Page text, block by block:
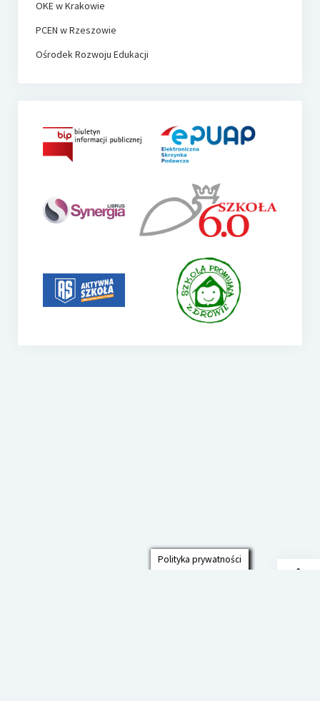
OKE w Krakowie
PCEN w Rzeszowie
Ośrodek Rozwoju Edukacji
Polityka prywatności